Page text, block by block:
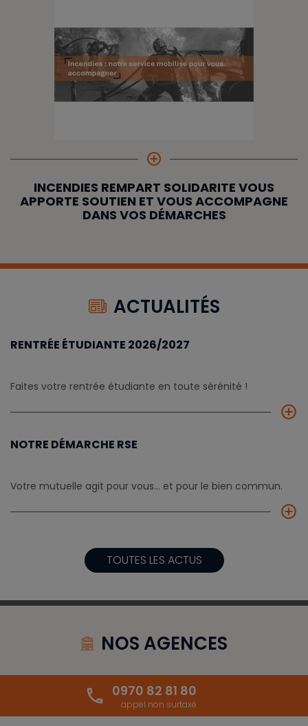
add_circle_outline
INCENDIES REMPART SOLIDARITE VOUS
APPORTE SOUTIEN ET VOUS ACCOMPAGNE
DANS VOS DÉMARCHES
ACTUALITÉS
RENTRÉE ÉTUDIANTE 2026/2027
Faites votre rentrée étudiante en toute sérénité !
add_circle_outline
NOTRE DÉMARCHE RSE
Votre mutuelle agit pour vous... et pour le bien commun.
add_circle_outline
TOUTES LES ACTUS
NOS AGENCES
phone 0970 82 81 80
appel non surtaxé